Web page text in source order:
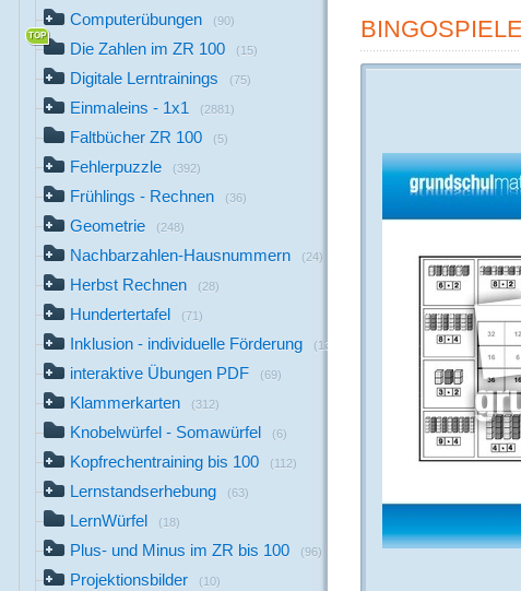
Computerübungen (90)
Die Zahlen im ZR 100 (15)
Digitale Lerntrainings (75)
Einmaleins - 1x1 (2881)
Faltbücher ZR 100 (5)
Fehlerpuzzle (392)
Frühlings - Rechnen (36)
Geometrie (248)
Nachbarzahlen-Hausnummern (24)
Herbst Rechnen (28)
Hundertertafel (71)
Inklusion - individuelle Förderung (13)
interaktive Übungen PDF (69)
Klammerkarten (312)
Knobelwürfel - Somawürfel (6)
Kopfrechentraining bis 100 (112)
Lernstandserhebung (63)
LernWürfel (18)
Plus- und Minus im ZR bis 100 (96)
Projektionsbilder (10)